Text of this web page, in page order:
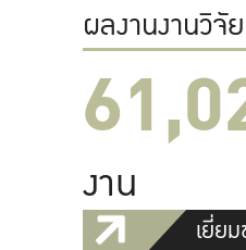
ผลงานงานวิจั
งาน
เยี่ย